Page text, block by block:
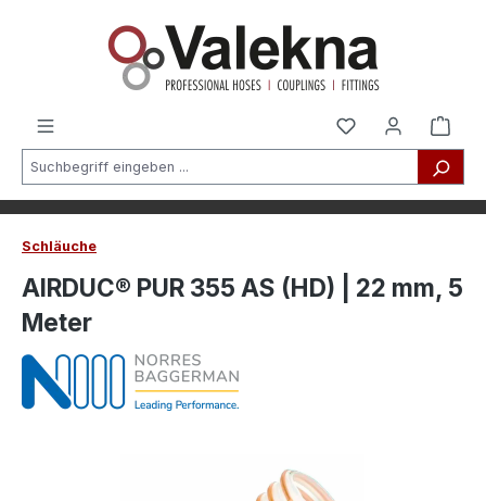
Schläuche
AIRDUC® PUR 355 AS (HD) | 22 mm, 5
Meter